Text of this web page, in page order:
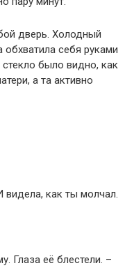
дверь. Холодный
обхватила себя руками
стекло было видно, как
а та активно
как ты молчал.
Глаза её блестели. –